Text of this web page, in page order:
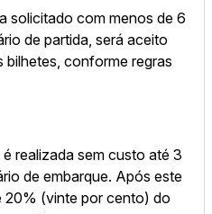
solicitado com menos de 6
de partida, será aceito
conforme regras
realizada sem custo até 3
de embarque. Após este
20% (vinte por cento) do